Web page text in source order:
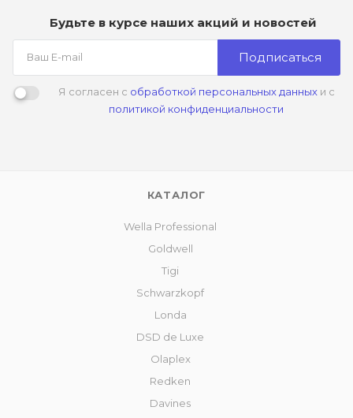
Будьте в курсе наших акций и новостей
Подписаться
Я согласен с обработкой персональных данныхи с
политикой конфиденциальности
КАТАЛОГ
Wella Professional
Goldwell
Tigi
Schwarzkopf
Londa
DSD de Luxe
Olaplex
Redken
Davines